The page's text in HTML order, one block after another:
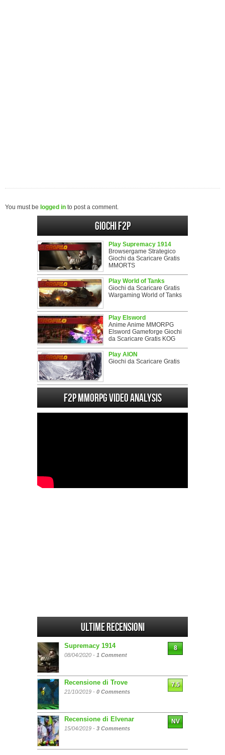
You must be logged in to post a comment.
Giochi F2P
Play Supremacy 1914
Browsergame Strategico
Giochi da Scaricare Gratis
MMORTS
Play World of Tanks
Giochi da Scaricare Gratis
Wargaming World of Tanks
Play Elsword
Anime Anime MMORPG
Elsword Gameforge Giochi
da Scaricare Gratis KOG
Play AION
Giochi da Scaricare Gratis
F2P MMORPG Video analysis
Ultime Recensioni
Supremacy 1914
08/04/2020 - 1 Comment
8
Recensione di Trove
21/10/2019 - 0 Comments
7.5
Recensione di Elvenar
15/04/2019 - 3 Comments
NV